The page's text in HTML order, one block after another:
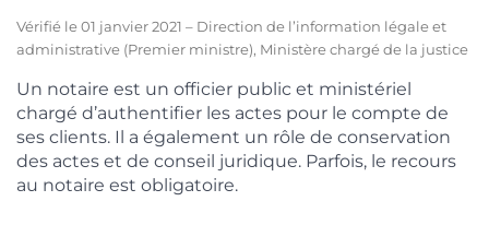
Vérifié le 01 janvier 2021 – Direction de l’information légale et
administrative (Premier ministre), Ministère chargé de la justice
Un notaire est un officier public et ministériel
chargé d’authentifier les actes pour le compte de
ses clients. Il a également un rôle de conservation
des actes et de conseil juridique. Parfois, le recours
au notaire est obligatoire.